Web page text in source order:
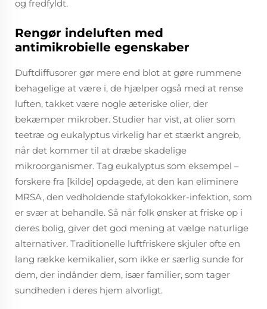
og fredfyldt.
Rengør indeluften med
antimikrobielle egenskaber
Duftdiffusorer gør mere end blot at gøre rummene
behagelige at være i, de hjælper også med at rense
luften, takket være nogle æteriske olier, der
bekæmper mikrober. Studier har vist, at olier som
teetræ og eukalyptus virkelig har et stærkt angreb,
når det kommer til at dræbe skadelige
mikroorganismer. Tag eukalyptus som eksempel –
forskere fra [kilde] opdagede, at den kan eliminere
MRSA, den vedholdende stafylokokker-infektion, som
er svær at behandle. Så når folk ønsker at friske op i
deres bolig, giver det god mening at vælge naturlige
alternativer. Traditionelle luftfriskere skjuler ofte en
lang række kemikalier, som ikke er særlig sunde for
dem, der indånder dem, især familier, som tager
sundheden i deres hjem alvorligt.